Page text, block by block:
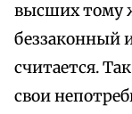
высших тому
беззаконный
считается.
свои